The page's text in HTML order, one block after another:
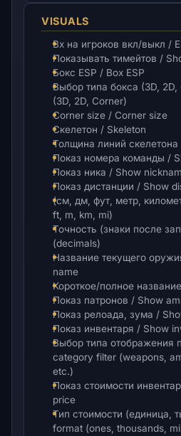
VISUALS
Вх на игроков вкл/выкл /
Показывать тимейтов /
Бокс ESP / Box ESP
Выбор типа бокса (3D,
(3D, 2D, Corner)
Corner size / Corner size
Скелетон / Skeleton
Толщина линий
Показ номера команды /
Показ ника / Show
Показ дистанции / Show
(см, дм, фут, метр,
ft, m, km, mi)
Точность (знаки после
(decimals)
Название текущего
name
Короткое/полное
Показ патронов / Show
Показ релоада, зума /
Показ инвентаря / Show
Выбор типа отображения
category filter (weapons,
etc.)
Показ стоимости
price
Тип стоимости (единица,
format (ones, thousands,